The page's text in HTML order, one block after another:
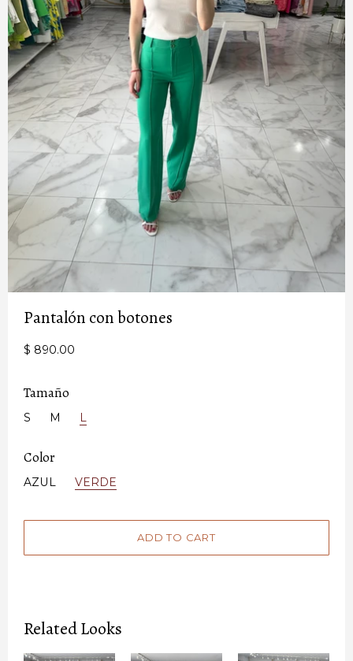
Pantalón con botones
$ 890.00
Tamaño
S M L
Color
AZUL VERDE
Related Looks